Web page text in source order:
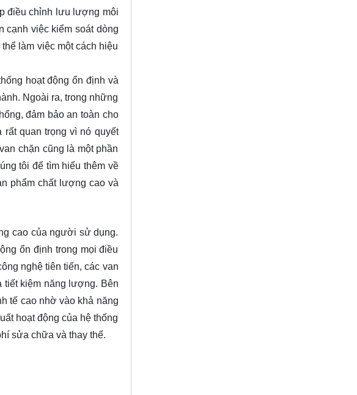
điều chỉnh lưu lượng môi
cạnh việc kiểm soát dòng
làm việc một cách hiệu
hoạt động ổn định và
Ngoài ra, trong những
đảm bảo an toàn cho
quan trọng vì nó quyết
chặn cũng là một phần
tôi để tìm hiểu thêm về
phẩm chất lượng cao và
cao của người sử dụng.
ổn định trong mọi điều
nghệ tiên tiến, các van
tiết kiệm năng lượng. Bên
tế cao nhờ vào khả năng
hoạt động của hệ thống
sửa chữa và thay thế.